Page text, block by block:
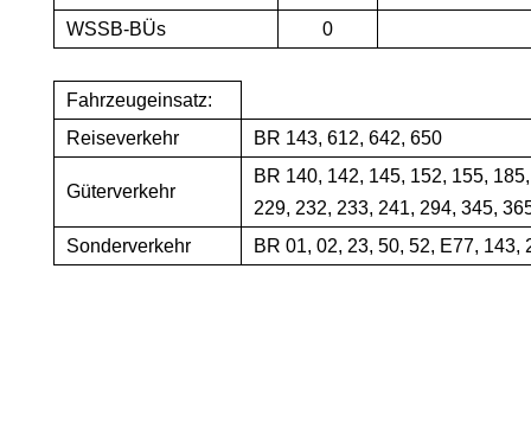
WSSB-BÜs
0
Fahrzeugeinsatz:
Reiseverkehr
BR 143, 612, 642, 650
Güterverkehr
BR 140, 142, 145, 152, 155,
229, 232, 233, 241, 294, 345,
Sonderverkehr
BR 01, 02, 23, 50, 52, E77, 143,